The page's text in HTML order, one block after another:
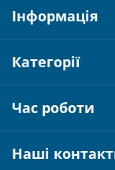
Інформація
Категорії
Час роботи
Наші